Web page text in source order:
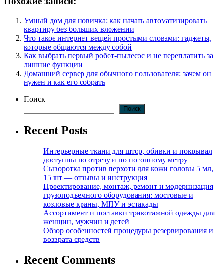
Умный дом для новичка: как начать автоматизировать
квартиру без больших вложений
Что такое интернет вещей простыми словами: гаджеты,
которые общаются между собой
Как выбрать первый робот-пылесос и не переплатить за
лишние функции
Домашний сервер для обычного пользователя: зачем он
нужен и как его собрать
Поиск
Поиск
Recent Posts
Интерьерные ткани для штор, обивки и покрывал
доступны по отрезу и по погонному метру
Сыворотка против перхоти для кожи головы 5 мл,
15 шт — отзывы и инструкция
Проектирование, монтаж, ремонт и модернизация
грузоподъемного оборудования: мостовые и
козловые краны, МПУ и эстакады
Ассортимент и поставки трикотажной одежды для
женщин, мужчин и детей
Обзор особенностей процедуры резервирования и
возврата средств
Recent Comments